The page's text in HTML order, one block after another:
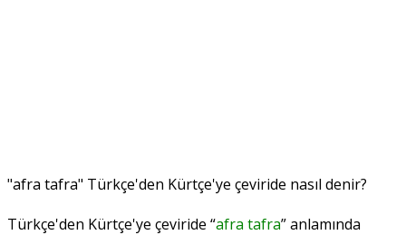
"afra tafra" Türkçe'den Kürtçe'ye çeviride nasıl denir?
Türkçe'den Kürtçe'ye çeviride “afra tafra” anlamında